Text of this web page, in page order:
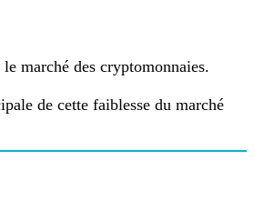
marché des cryptomonnaies.
de cette faiblesse du marché